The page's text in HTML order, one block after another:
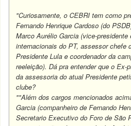
"Curiosamente, o CEBRI tem como
Fernando Henrique Cardoso (do
Marco Aurélio Garcia (vice-
internacionais do PT, assessor chefe
Presidente Lula e coordenador da
reeleição). Dá pra entender que o Ex-
da assessoria do atual Presidente
clube?
""Além dos cargos mencionados
Garcia (companheiro de Fernando
Secretario Executivo do Foro de São